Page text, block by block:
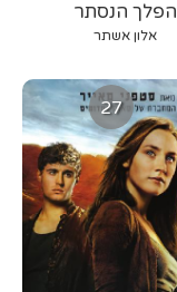
הפלך הנסתר
אלון אשתר
27